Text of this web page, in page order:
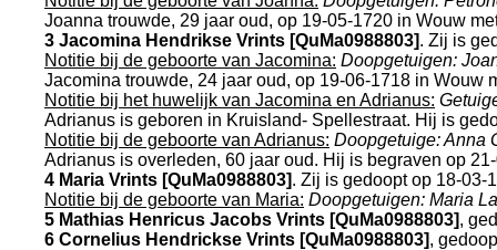
Joanna trouwde, 29 jaar oud, op 19-05-1720 in Wouw
3 Jacomina Hendrikse Vrints [QuMa0988803]. Zij is
Notitie bij de geboorte van Jacomina: Doopgetuigen:
Jacomina trouwde, 24 jaar oud, op 19-06-1718 in Wouw
Notitie bij het huwelijk van Jacomina en Adrianus:
Adrianus is geboren in Kruisland- Spellestraat. Hij is
Notitie bij de geboorte van Adrianus: Doopgetuige: Anna
Adrianus is overleden, 60 jaar oud. Hij is begraven op
4 Maria Vrints [QuMa0988803]. Zij is gedoopt op 18-03-
Notitie bij de geboorte van Maria: Doopgetuigen: Maria
5 Mathias Henricus Jacobs Vrints [QuMa0988803],
6 Cornelius Hendrickse Vrints [QuMa0988803],